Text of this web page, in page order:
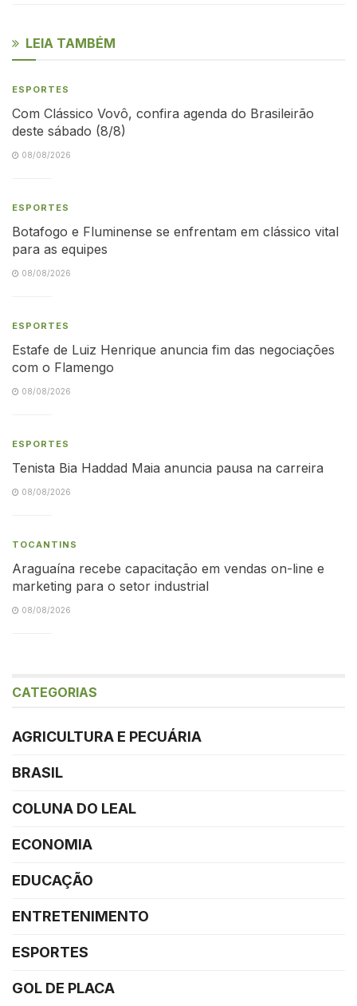
LEIA TAMBÉM
ESPORTES
Com Clássico Vovô, confira agenda do Brasileirão
deste sábado (8/8)
08/08/2026
ESPORTES
Botafogo e Fluminense se enfrentam em clássico vital
para as equipes
08/08/2026
ESPORTES
Estafe de Luiz Henrique anuncia fim das negociações
com o Flamengo
08/08/2026
ESPORTES
Tenista Bia Haddad Maia anuncia pausa na carreira
08/08/2026
TOCANTINS
Araguaína recebe capacitação em vendas on-line e
marketing para o setor industrial
08/08/2026
CATEGORIAS
AGRICULTURA E PECUÁRIA
BRASIL
COLUNA DO LEAL
ECONOMIA
EDUCAÇÃO
ENTRETENIMENTO
ESPORTES
GOL DE PLACA